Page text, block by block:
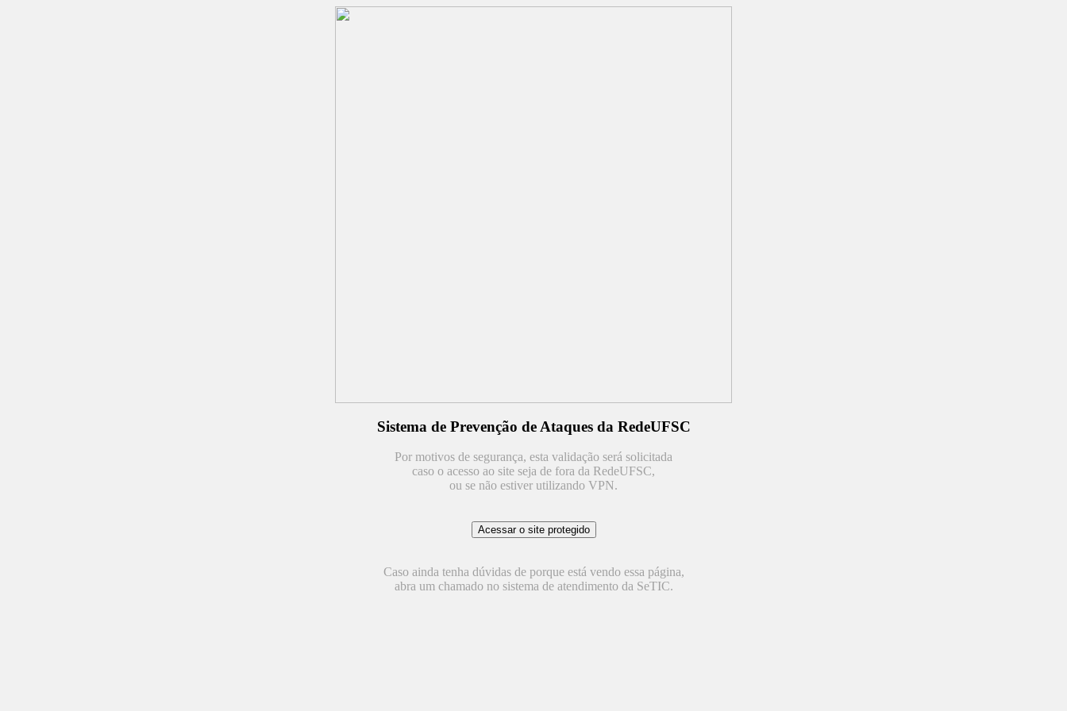
Sistema de Prevenção de Ataques da RedeUFSC
Por motivos de segurança, esta validação será solicitada
caso o acesso ao site seja de fora da RedeUFSC,
ou se não estiver utilizando VPN.
Caso ainda tenha dúvidas de porque está vendo essa página,
abra um chamado no sistema de atendimento da SeTIC.